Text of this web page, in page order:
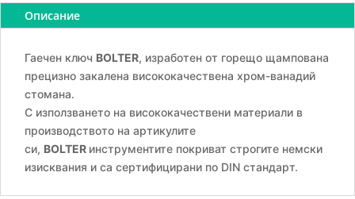
32х36мм.
CR.V.
Описание
Гаечен ключ BOLTER, изработен от горещо щампована
прецизно закалена висококачествена хром-ванадий
стомана.
С използването на висококачествени материали в
производството на артикулите
си, BOLTER инструментите покриват строгите немски
изисквания и са сертифицирани по DIN стандарт.